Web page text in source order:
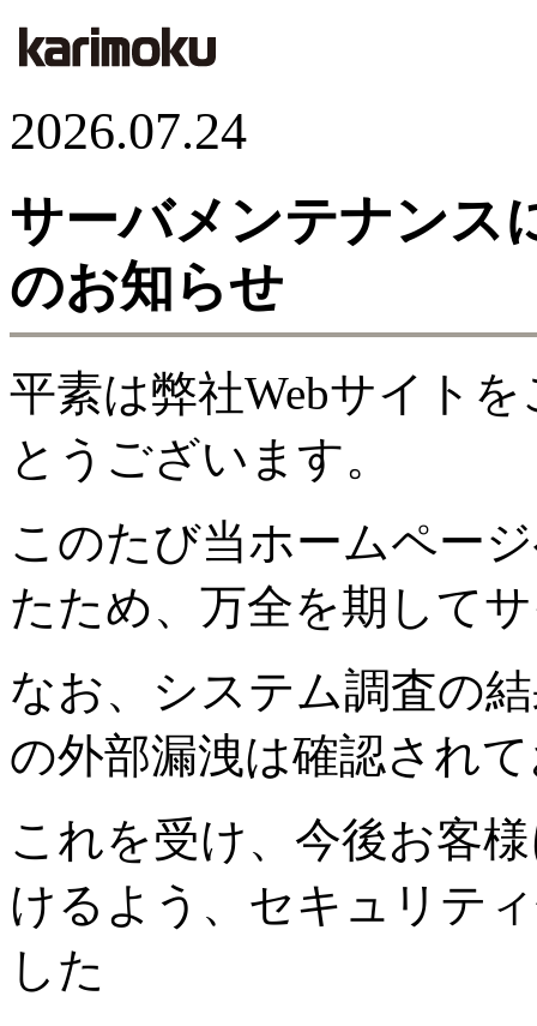
2026.07.24
サーバメンテナンス
のお知らせ
平素は弊社Webサイト
とうございます。
このたび当ホームペー
たため、万全を期して
なお、システム調査の
の外部漏洩は確認され
これを受け、今後お客
けるよう、セキュリテ
した